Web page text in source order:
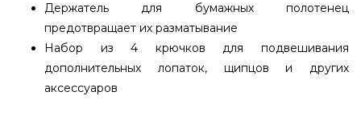
Держатель для бумажных полотенец
предотвращает их разматывание
Набор из 4 крючков для подвешивания
дополнительных лопаток, щипцов и других
аксессуаров